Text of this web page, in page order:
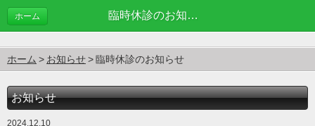
臨時休診のお知らせ | お知らせ
ホーム
ホーム お知らせ 臨時休診のお知らせ
お知らせ
2024.12.10